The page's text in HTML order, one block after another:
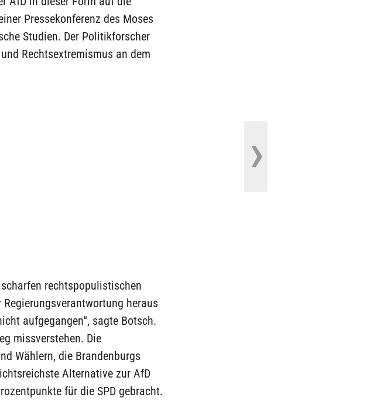
Pressekonferenz des Moses
Studien. Der Politikforscher
Rechtsextremismus an dem
rechtspopulistischen
heraus
aufgegangen“, sagte Botsch.
missverstehen. Die
Wählern, die Brandenburgs
Alternative zur AfD
für die SPD gebracht.